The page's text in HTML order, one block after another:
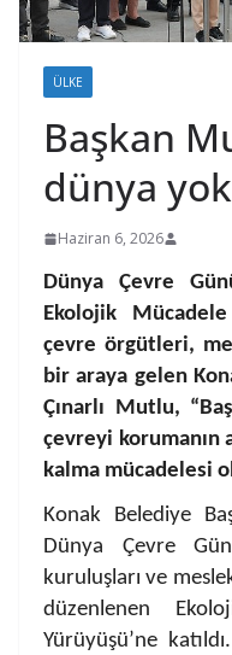
ÜLKE
Başkan
dünya
Haziran 6, 2026
Dünya Çevre
Ekolojik
çevre örgütleri,
bir araya gelen
Çınarlı Mutlu,
çevreyi korumanın
kalma mücadelesi
Konak Belediye
Dünya Çevre
kuruluşları ve
düzenlenen
Yürüyüşü’ne